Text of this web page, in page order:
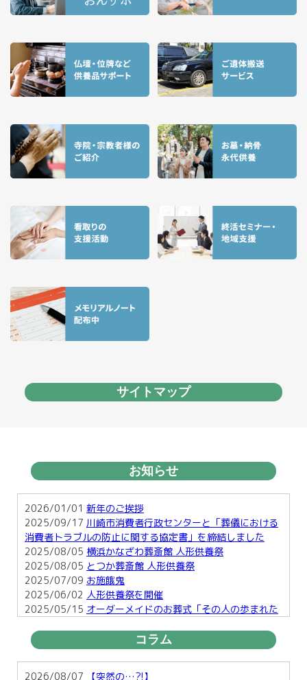
サイトマップ
お知らせ
2026/01/01 新年のご挨拶
2025/09/17 川崎市消費者行政センターと「葬儀における
消費者トラブルの防止に関する協定書」を締結しました
2025/08/05 横浜かなざわ葬斎館 人形供養祭
2025/08/05 とつか葬斎館 人形供養祭
2025/07/09 お施餓鬼
2025/06/02 人形供養祭を開催
2025/05/15 オーダーメイドのお葬式「その人の歩まれた
2025/03/25
2025/01/29 横須賀で行う明るい葬儀とは
2025/01/17 お正月のお楽しみ２
コラム
2026/08/07 【突然の…?!】